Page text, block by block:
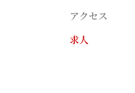
アクセス
求人